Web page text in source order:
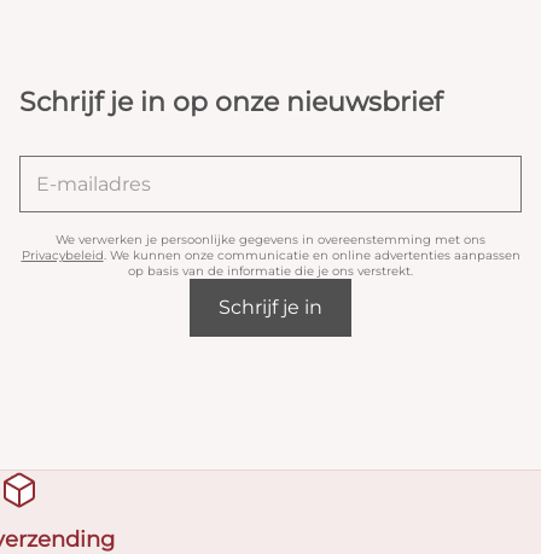
Schrijf je in op onze nieuwsbrief
We verwerken je persoonlijke gegevens in overeenstemming met ons
Privacybeleid. We kunnen onze communicatie en online advertenties aanpassen
op basis van de informatie die je ons verstrekt.
Schrijf je in